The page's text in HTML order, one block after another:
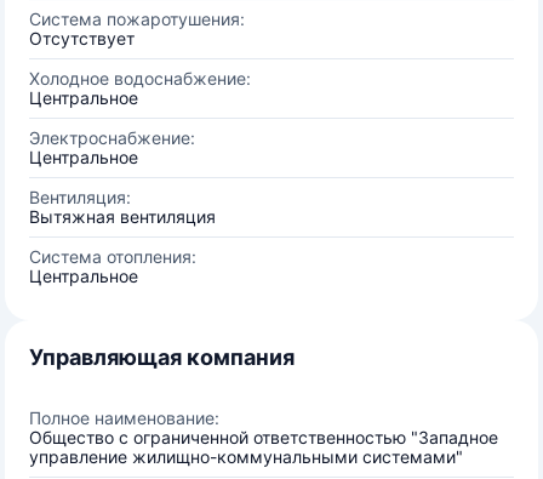
Система пожаротушения:
Отсутствует
Холодное водоснабжение:
Центральное
Электроснабжение:
Центральное
Вентиляция:
Вытяжная вентиляция
Система отопления:
Центральное
Управляющая компания
Полное наименование:
Общество с ограниченной ответственностью "Западное
управление жилищно-коммунальными системами"